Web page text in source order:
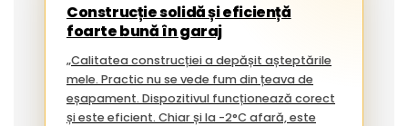
Construcție solidă și eficiență
foarte bună în garaj
„Calitatea construcției a depășit așteptările
mele. Practic nu se vede fum din țeava de
eșapament. Dispozitivul funcționează corect
și este eficient. Chiar și la -2°C afară, este